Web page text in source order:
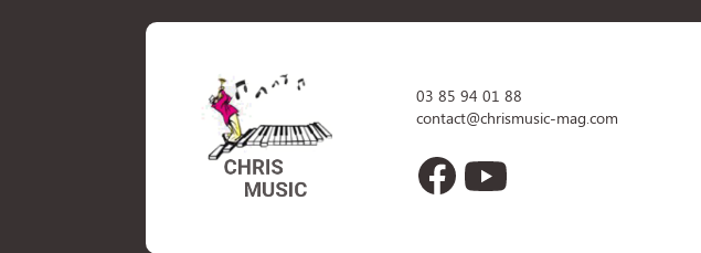
03 85 94 01 88
contact@chrismusic-mag.com
Facebook